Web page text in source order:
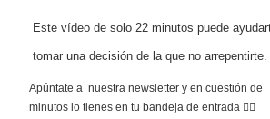
Este vídeo de solo 22 minutos puede
tomar una decisión de la que no arrepentirte.
Apúntate a nuestra newsletter y en cuestión de
minutos lo tienes en tu bandeja de entrada 👇🏻